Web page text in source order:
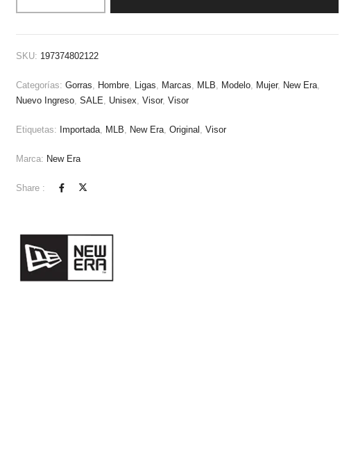
SKU: 197374802122
Categorías: Gorras Hombre, Ligas Marcas MLB Modelo, Mujer, New Era,
Nuevo Ingreso, SALE Unisex Visor, Visor
Etiquetas: Importada, MLB New Era, Original Visor
Marca: New Era
Share :